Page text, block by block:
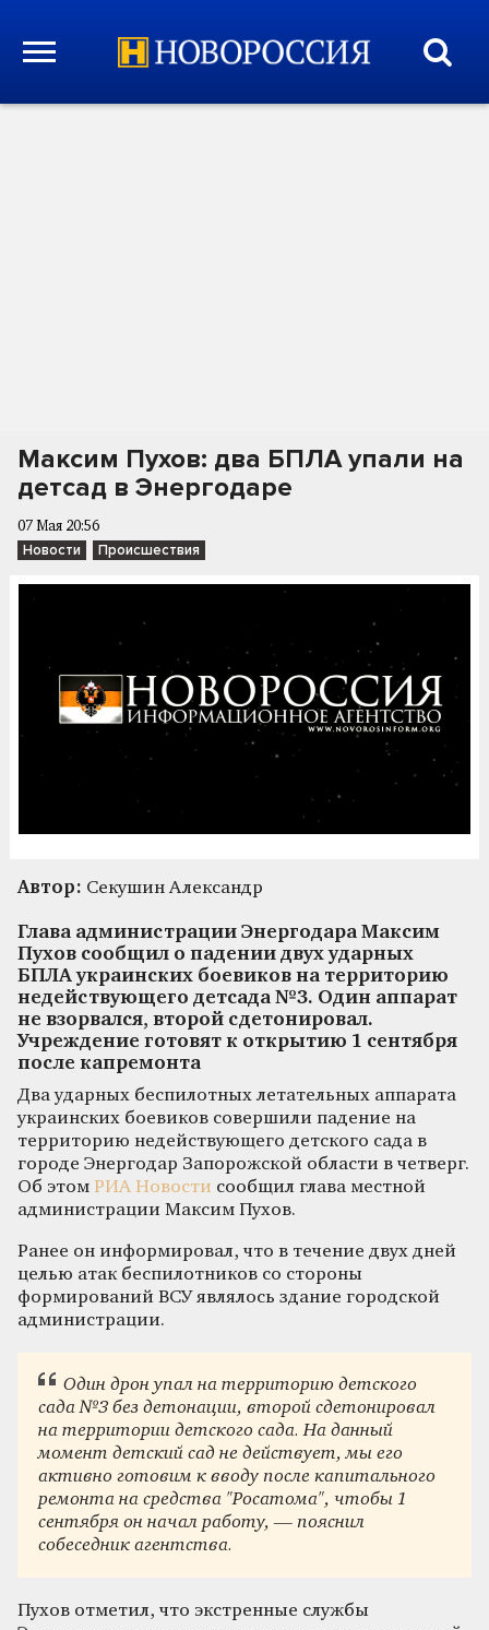
Максим Пухов: два БПЛА упали на
детсад в Энергодаре
07 Мая 20:56
Новости Происшествия
Автор: Секушин Александр
Глава администрации Энергодара Максим
Пухов сообщил о падении двух ударных
БПЛА украинских боевиков на территорию
недействующего детсада №3. Один аппарат
не взорвался, второй сдетонировал.
Учреждение готовят к открытию 1 сентября
после капремонта
Два ударных беспилотных летательных аппарата
украинских боевиков совершили падение на
территорию недействующего детского сада в
городе Энергодар Запорожской области в четверг.
Об этом РИА Новости сообщил глава местной
администрации Максим Пухов.
Ранее он информировал, что в течение двух дней
целью атак беспилотников со стороны
формирований ВСУ являлось здание городской
администрации.
Один дрон упал на территорию детского
сада №3 без детонации, второй сдетонировал
на территории детского сада. На данный
момент детский сад не действует, мы его
активно готовим к вводу после капитального
ремонта на средства "Росатома", чтобы 1
сентября он начал работу, — пояснил
собеседник агентства.
Пухов отметил, что экстренные службы